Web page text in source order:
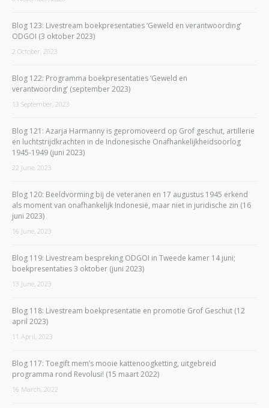
Blog 123: Livestream boekpresentaties ‘Geweld en verantwoording’
ODGOI (3 oktober 2023)
2 October, 2023
Blog 122: Programma boekpresentaties ‘Geweld en
verantwoording’ (september 2023)
13 September, 2023
Blog 121: Azarja Harmanny is gepromoveerd op Grof geschut, artillerie
en luchtstrijdkrachten in de Indonesische Onafhankelijkheidsoorlog
1945-1949 (juni 2023)
22 June, 2023
Blog 120: Beeldvorming bij de veteranen en 17 augustus 1945 erkend
als moment van onafhankelijk Indonesië, maar niet in juridische zin (16
juni 2023)
16 June, 2023
Blog 119: Livestream bespreking ODGOI in Tweede kamer 14 juni;
boekpresentaties 3 oktober (juni 2023)
13 June, 2023
Blog 118: Livestream boekpresentatie en promotie Grof Geschut (12
april 2023)
11 April, 2023
Blog 117: Toegift mem’s mooie kattenoogketting, uitgebreid
programma rond Revolusi! (15 maart 2022)
16 March, 2022